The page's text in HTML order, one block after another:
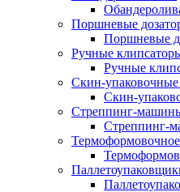
Поршневые
Поршневые
Ручные
Ручные
Скин-
Скин-
Стреппинг-
Стреппинг-